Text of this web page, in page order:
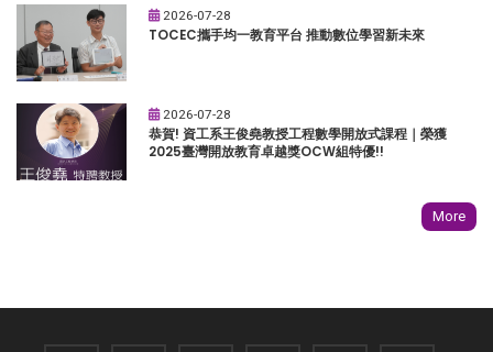
2026-07-28
TOCEC攜手均一教育平台 推動數位學習新未來
2026-07-28
恭賀! 資工系王俊堯教授工程數學開放式課程｜榮獲
2025臺灣開放教育卓越獎OCW組特優!!
More